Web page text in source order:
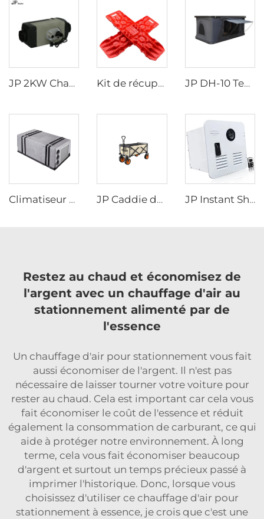
JP 2KW Chauffage au gaz 12V Essence Chauffage essence stationnaire pour voiture Kit de récupération de traction pour planche d'évasion inter-pays Planche de récupération Traction Tracks Mat pour voiture Jeep hors route JP DH-10 Tente de toit pliable Coque rigide Tente de toit pour voiture SUV Véhicules tout-terrain
Climatiseur électrique JP Inverter 10000Btu 220V-240V pour voiture sous le banc, montage inférieur pour caravane, camion et véhicule récréatif JP Caddie de Courses Extérieur Pliant Chariot de Pique-nique Caddie de Camping Wagon à Plateforme Pliable JP Instant Shower Porte Noire et Blanche avec Télérégulateur Chauffe-eau Gaz Sans Réservoir pour VR
Restez au chaud et économisez de
l'argent avec un chauffage d'air au
stationnement alimenté par de
l'essence
Un chauffage d'air pour stationnement vous fait
aussi économiser de l'argent. Il n'est pas
nécessaire de laisser tourner votre voiture pour
rester au chaud. Cela est important car cela vous
fait économiser le coût de l'essence et réduit
également la consommation de carburant, ce qui
aide à protéger notre environnement. À long
terme, cela vous fait économiser beaucoup
d'argent et surtout un temps précieux passé à
imprimer l'historique. Donc, lorsque vous
choisissez d'utiliser ce chauffage d'air pour
stationnement à essence, je crois que c'est une